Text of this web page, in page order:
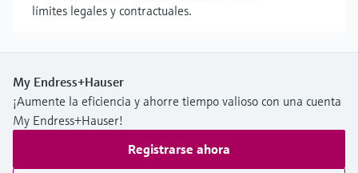
límites legales y contractuales.
My Endress+Hauser
¡Aumente la eficiencia y ahorre tiempo valioso con una cuenta
My Endress+Hauser!
Registrarse ahora